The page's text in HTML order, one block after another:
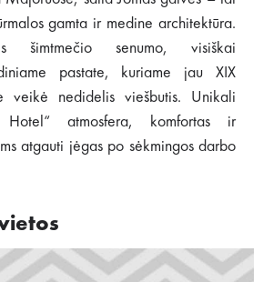
gamta ir medine architektūra.
šimtmečio senumo, visiškai
pastate, kuriame jau XIX
veikė nedidelis viešbutis. Unikali
Hotel“ atmosfera, komfortas ir
atgauti jėgas po sėkmingos darbo